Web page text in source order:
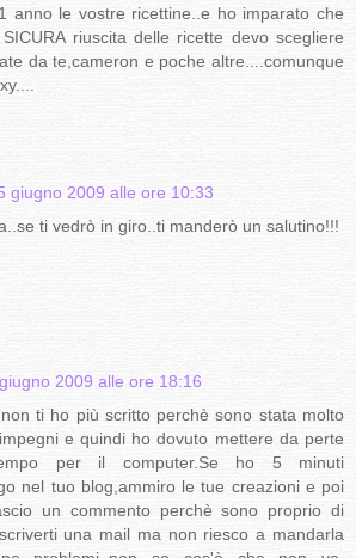
anno le vostre ricettine..e ho imparato che
riuscita delle ricette devo scegliere
da te,cameron e poche altre....comunque
giugno 2009 alle ore 10:33
ti vedrò in giro..ti manderò un salutino!!!
2009 alle ore 18:16
ti ho più scritto perchè sono stata molto
e quindi ho dovuto mettere da perte
per il computer.Se ho 5 minuti
nel tuo blog,ammiro le tue creazioni e poi
un commento perchè sono proprio di
una mail ma non riesco a mandarla